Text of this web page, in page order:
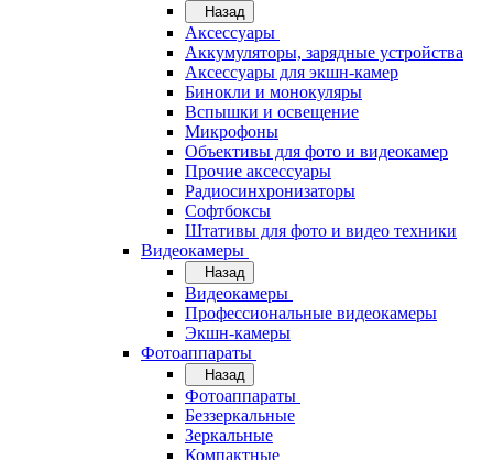
Назад
Аксессуары
Аккумуляторы, зарядные устройства
Аксессуары для экшн-камер
Бинокли и монокуляры
Вспышки и освещение
Микрофоны
Объективы для фото и видеокамер
Прочие аксессуары
Радиосинхронизаторы
Софтбоксы
Штативы для фото и видео техники
Видеокамеры
Назад
Видеокамеры
Профессиональные видеокамеры
Экшн-камеры
Фотоаппараты
Назад
Фотоаппараты
Беззеркальные
Зеркальные
Компактные